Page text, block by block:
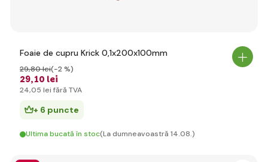
Foaie de cupru Krick 0,1x200x100mm
29,10 lei
29,80 lei(-2 %)
24,05 lei fără TVA
+ 6 puncte
Ultima bucată în stoc(La dumneavoastră 14.08.)